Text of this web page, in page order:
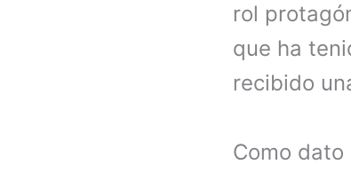
rol
que ha
recibido
Como